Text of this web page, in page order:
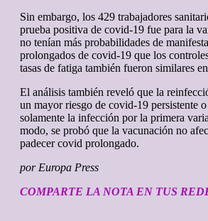
Sin embargo, los 429 trabajadores
prueba positiva de covid-19 fue para la
no tenían más probabilidades de
prolongados de covid-19 que los
tasas de fatiga también fueron similares
El análisis también reveló que la
un mayor riesgo de covid-19 persistente
solamente la infección por la primera
modo, se probó que la vacunación no
padecer covid prolongado.
por Europa Press
COMPARTE LA NOTA EN TUS